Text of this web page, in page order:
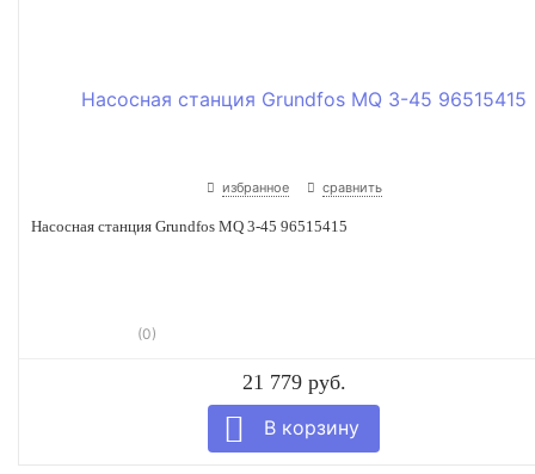
избранное сравнить
Насосная станция Grundfos MQ 3-45 96515415
(0)
21 779 руб.